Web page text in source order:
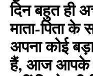
दिन बहुत ही
माता-पिता
अपना कोई
हैं, आज आपके